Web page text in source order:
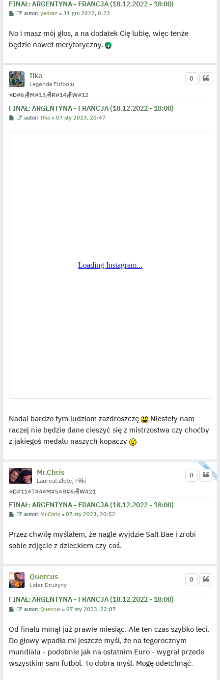
c
z
o
s
t
FINAŁ: ARGENTYNA - FRANCJA (18.12.2022 - 18:00)
P
t
W
w
e
p
o
j
e
y
c
z
y
o
autor:yedraz »31 gru 2022, 0:23
No i masz mój głos, a na dodatek Cię lubię, więc tenże
będzie nawet merytoryczny.
Ilka
Legenda Futbolu
⭐D#6🪑M#13🪑R#14🪑W#12
FINAŁ: ARGENTYNA - FRANCJA (18.12.2022 - 18:00)
0
P
W
autor:Ilka »07 sty 2023, 20:47
Nadal bardzo tym ludziom zazdroszczę
Niestety nam
raczej nie będzie dane cieszyć się z mistrzostwa czy choćby
z jakiegoś medalu naszych kopaczy
Mr.Chris
Laureat Złotej Piłki
⭐D#11⭐T#4⭐M#5⭐R#6🪑W#21
FINAŁ: ARGENTYNA - FRANCJA (18.12.2022 - 18:00)
0
P
t
W
w
e
p
o
j
e
y
n
c
p
s
autor: Mr.Chris »07 sty 2023, 20:52
Przez chwilę myślałem, że nagle wyjdzie Salt Bae i zrobi
sobie zdjęcie z dzieckiem czy coś.
Quercus
Lider Drużyny
FINAŁ: ARGENTYNA - FRANCJA (18.12.2022 - 18:00)
0
P
t
W
w
i
e
t
l
o
autor:Quercus »07 sty 2023, 22:07
Od finału minął już prawie miesiąc. Ale ten czas szybko leci.
Do głowy wpadła mi jeszcze myśl, że na tegorocznym
mundialu - podobnie jak na ostatnim Euro - wygrał przede
wszystkim sam futbol. To dobra myśl. Mogę odetchnąć.